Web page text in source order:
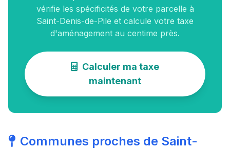
vérifie les spécificités de votre parcelle à
Saint-Denis-de-Pile et calcule votre taxe
d'aménagement au centime près.
Calculer ma taxe
maintenant
Communes proches de Saint-